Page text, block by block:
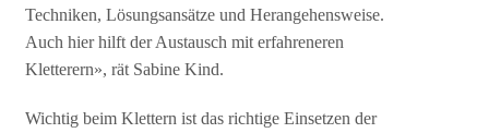
Techniken, Lösungsansätze und Herangehensweise.
Auch hier hilft der Austausch mit erfahreneren
Kletterern», rät Sabine Kind.
Wichtig beim Klettern ist das richtige Einsetzen der